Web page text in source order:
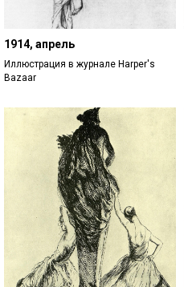
1914, апрель
Иллюстрация в журнале Harper's
Bazaar